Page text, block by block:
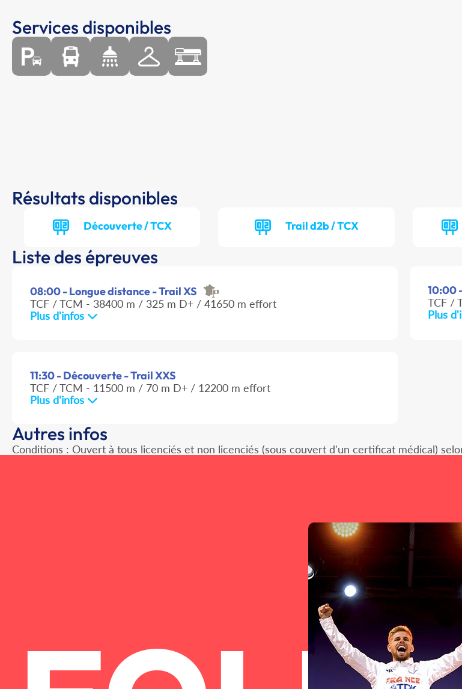
Services disponibles
Résultats disponibles
Découverte / TCX Trail d2b / TCX
Liste des épreuves
08:00 - Longue distance - Trail XS
TCF / TCM - 38400 m / 325 m D+ / 41650 m effort
Plus d'infos
10:00
TCF /
Plus
11:30 - Découverte - Trail XXS
TCF / TCM - 11500 m / 70 m D+ / 12200 m effort
Plus d'infos
Autres infos
Conditions : Ouvert à tous licenciés et non licenciés (sous couvert d'un certificat médical)